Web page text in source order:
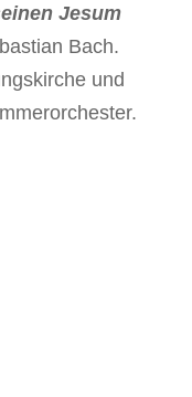
Jesum
Bach.
und